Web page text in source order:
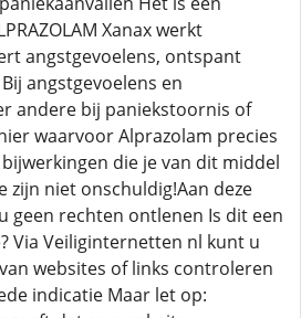
Xanax werkt
angstgevoelens, ontspant
angstgevoelens en
andere bij paniekstoornis of
waarvoor Alprazolam precies
die je van dit middel
zijn niet onschuldig!Aan deze
geen rechten ontlenen Is dit een
Via Veiliginternetten nl kunt u
websites of links controleren
indicatie Maar let op: